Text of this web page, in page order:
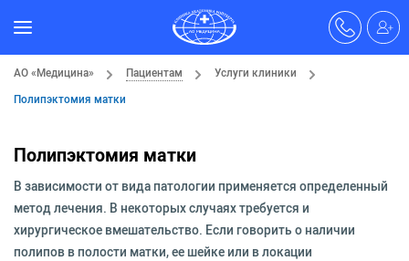
АО «Медицина» Пациентам
Услуги клиники
Полипэктомия матки
Полипэктомия матки
В зависимости от вида патологии применяется определенный
метод лечения. В некоторых случаях требуется и
хирургическое вмешательство. Если говорить о наличии
полипов в полости матки, ее шейке или в локации